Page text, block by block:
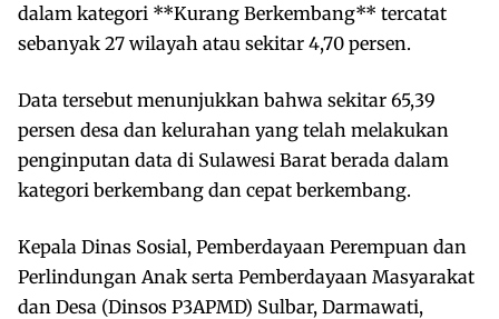
dalam kategori **Kurang Berkembang** tercatat
sebanyak 27 wilayah atau sekitar 4,70 persen.
Data tersebut menunjukkan bahwa sekitar 65,39
persen desa dan kelurahan yang telah melakukan
penginputan data di Sulawesi Barat berada dalam
kategori berkembang dan cepat berkembang.
Kepala Dinas Sosial, Pemberdayaan Perempuan dan
Perlindungan Anak serta Pemberdayaan Masyarakat
dan Desa (Dinsos P3APMD) Sulbar, Darmawati,